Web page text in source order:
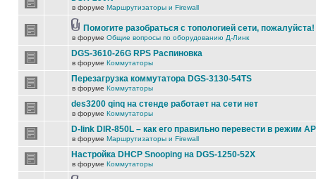
в форуме Маршрутизаторы и Firewall
Помогите разобраться с топологией сети, пожалуйста!
в форуме Общие вопросы по оборудованию Д-Линк
DGS-3610-26G RPS Распиновка
в форуме Коммутаторы
Перезагрузка коммутатора DGS-3130-54TS
в форуме Коммутаторы
des3200 qinq на стенде работает на сети нет
в форуме Коммутаторы
D-link DIR-850L – как его правильно перевести в режим
в форуме Маршрутизаторы и Firewall
Настройка DHCP Snooping на DGS-1250-52X
в форуме Коммутаторы